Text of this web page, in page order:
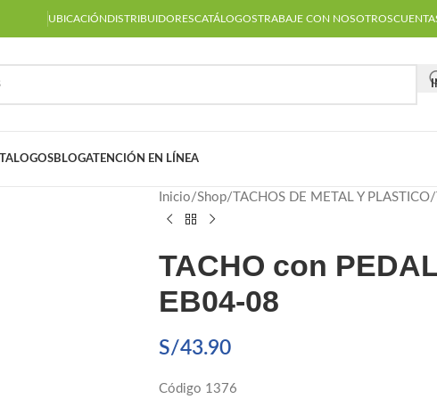
UBICACIÓNDISTRIBUIDORESCATÁLOGOSTRABAJE CON NOSOTROS
BLOGATENCIÓN EN LÍNEA
Inicio Shop TACHOS DE METAL Y PLASTICO
TACHO con
EB04-08
S/43.90
Código 1376